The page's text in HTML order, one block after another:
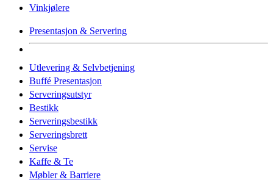
Vinkjølere
Presentasjon & Servering
Utlevering & Selvbetjening
Buffé Presentasjon
Serveringsutstyr
Bestikk
Serveringsbestikk
Serveringsbrett
Servise
Kaffe & Te
Møbler & Barriere